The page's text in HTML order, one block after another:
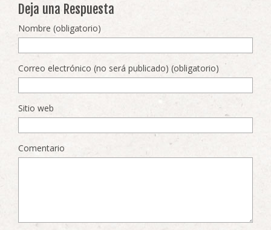
Deja una Respuesta
Nombre (obligatorio)
Correo electrónico (no será publicado) (obligatorio)
Sitio web
Comentario